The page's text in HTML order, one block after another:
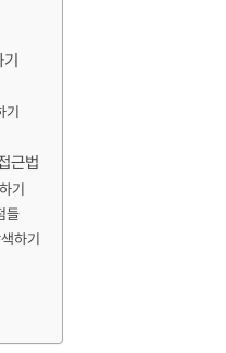
근법
기
들
하기